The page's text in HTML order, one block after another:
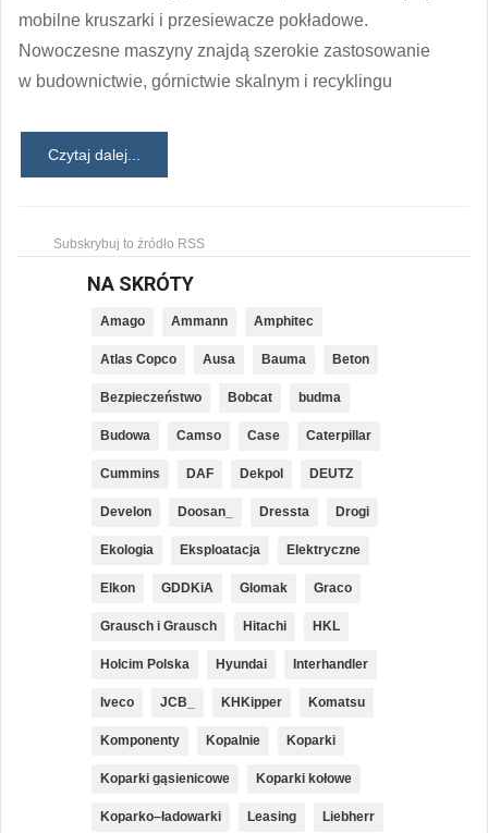
mobilne kruszarki i przesiewacze pokładowe.
Nowoczesne maszyny znajdą szerokie zastosowanie
w budownictwie, górnictwie skalnym i recyklingu
Czytaj dalej...
Subskrybuj to źródło RSS
NA SKRÓTY
Amago Ammann Amphitec
Atlas Copco Ausa Bauma Beton
Bezpieczeństwo Bobcat budma
Budowa Camso Case Caterpillar
Cummins DAF Dekpol DEUTZ
Develon Doosan_ Dressta Drogi
Ekologia Eksploatacja Elektryczne
Elkon GDDKiA Glomak Graco
Grausch i Grausch Hitachi HKL
Holcim Polska Hyundai Interhandler
Iveco JCB_ KHKipper Komatsu
Komponenty Kopalnie Koparki
Koparki gąsienicowe Koparki kołowe
Koparko–ładowarki Leasing Liebherr